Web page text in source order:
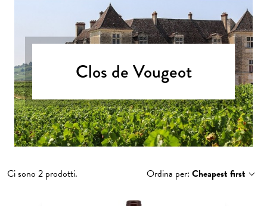
Clos de Vougeot
Ci sono 2 prodotti. Ordina per: Cheapest first